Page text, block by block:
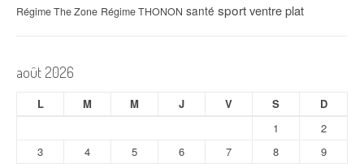
Régime The Zone Régime THONON santé sportventre plat
août 2026
L M M J V S D
1
2
3
4 5 6 7 8
9